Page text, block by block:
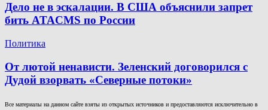
Дело не в эскалации. В США объяснили запрет
бить ATACMS по России
Политика
От лютой ненависти. Зеленский договорился с
Дудой взорвать «Северные потоки»
Все материалы на данном сайте взяты из открытых источников и предоставляются исключительно в